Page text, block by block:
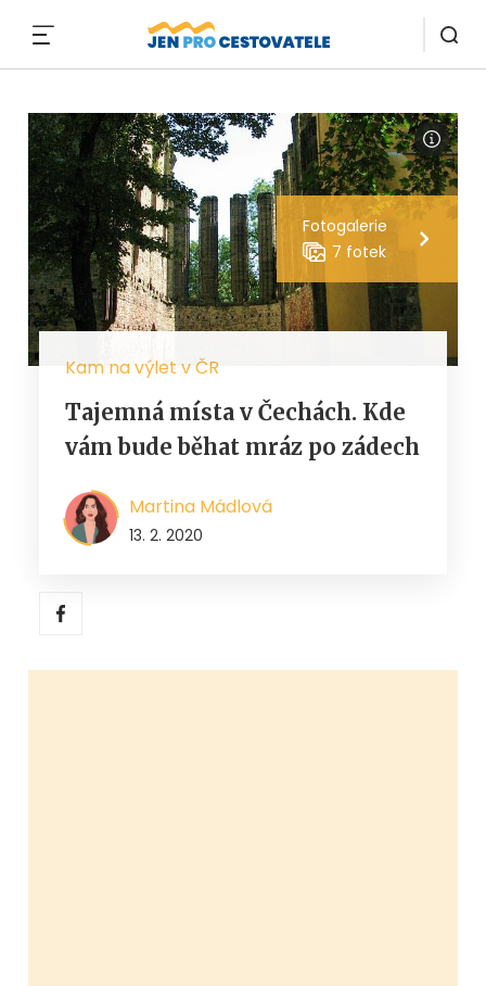
Fotogalerie
7 fotek
Kam na výlet v ČR
Tajemná místa v Čechách. Kde
vám bude běhat mráz po zádech
Martina Mádlová
13. 2. 2020